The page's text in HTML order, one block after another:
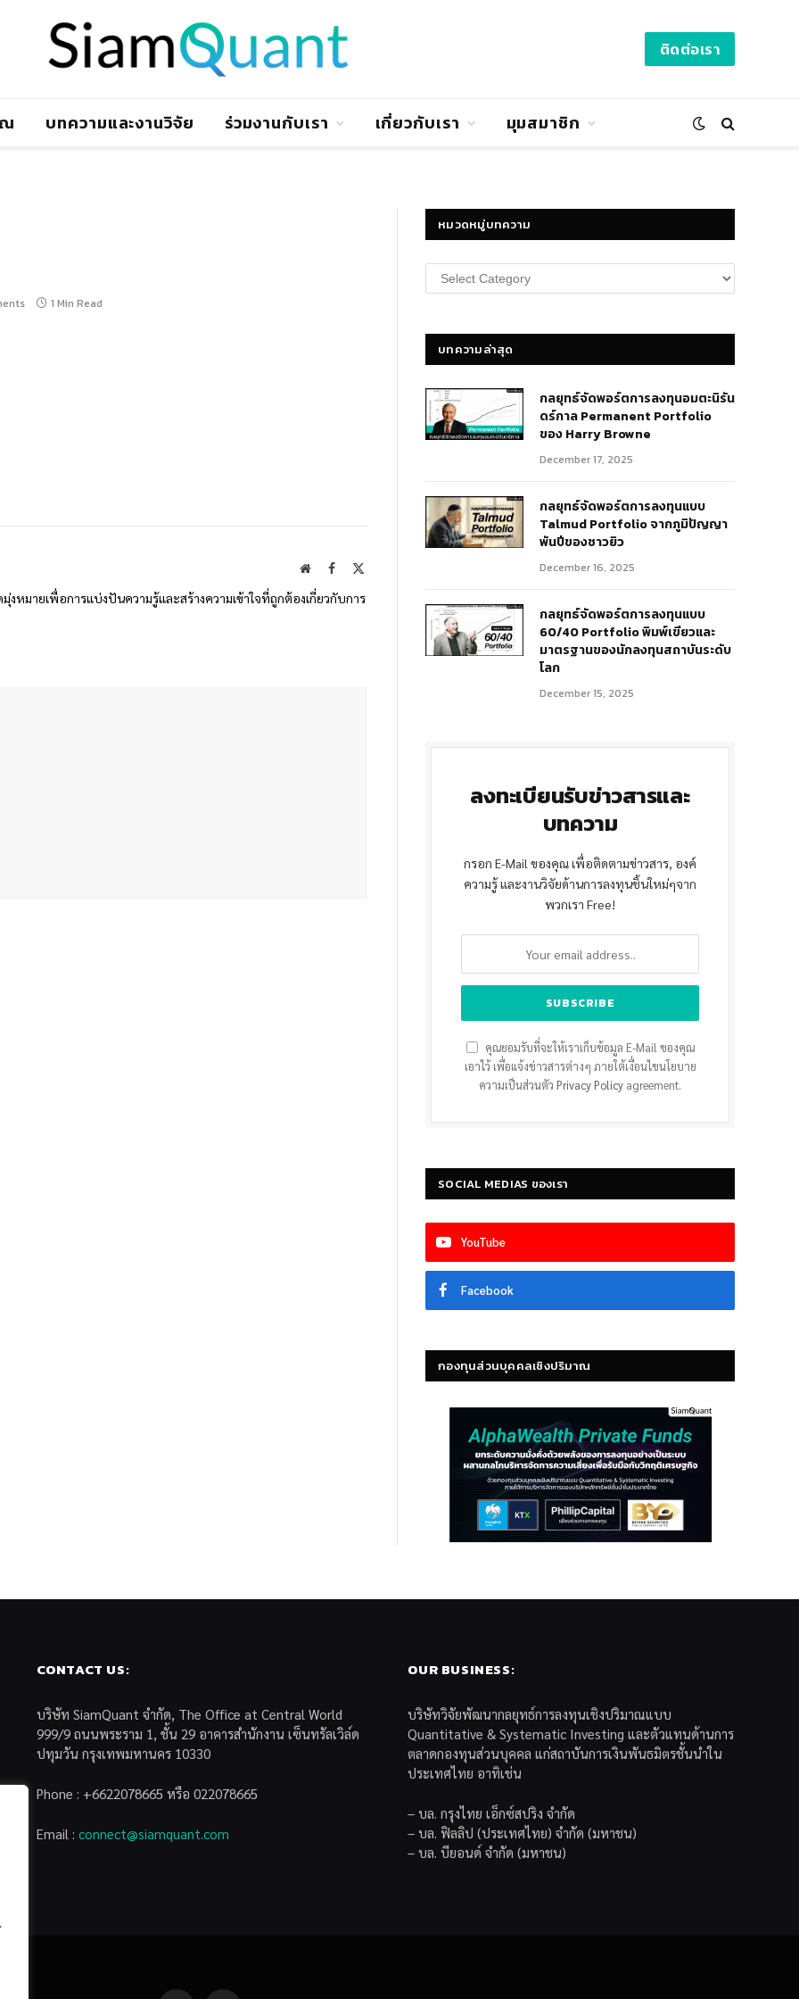
ติดต่อเรา
บทความและงานวิจัย ร่วมงานกับเรา เกี่ยวกับเรา มุมสมาชิก
1 Min Read
WebsiteFacebook
งหมายเพื่อการแบ่งปันความรู้และสร้างความเข้าใจที่ถูกต้องเกี่ยวกับการ
หมวดหมู่บทความ
หมวด
หมู่
บทความล่าสุด
กลยุทธ์​จัดพอร์ตการลงทุนอมตะนิรัน
ดร์กาล Permanent Portfolio
ของ Harry Browne
December 17, 2025
กลยุทธ์จัดพอร์ตการลงทุนแบบ
Talmud Portfolio จากภูมิปัญญา
พันปีของชาวยิว
December 16, 2025
กลยุทธ์จัดพอร์ตการลงทุนแบบ
60/40 Portfolio พิมพ์เขียวและ
มาตรฐานของนักลงทุนสถาบันระดับ
โลก
December 15, 2025
ลงทะเบียนรับข่าวสารและ
บทความ
กรอก E-Mail ของคุณ เพื่อติดตามข่าวสาร, องค์
ความรู้ และงานวิจัยด้านการลงทุนชิ้นใหม่ๆจาก
พวกเรา Free!
คุณยอมรับที่จะให้เราเก็บข้อมูล E-Mail ของคุณ
เอาไว้ เพื่อแจ้งข่าวสารต่างๆ ภายใต้เงื่อนไขนโยบาย
ความเป็นส่วนตัว Privacy Policy agreement.
SOCIAL MEDIAS ของเรา
YouTube
Facebook
กองทุนส่วนบุคคลเชิงปริมาณ
CONTACT US:
บริษัท SiamQuant จำกัด, The Office at Central World
999/9 ถนนพระราม 1, ชั้น 29 อาคารสำนักงาน เซ็นทรัลเวิล์ด
ปทุมวัน กรุงเทพมหานคร 10330
Phone : +6622078665 หรือ 022078665
Email : connect@siamquant.com
OUR BUSINESS:
บริษัทวิจัยพัฒนากลยุทธ์การลงทุนเชิงปริมาณแบบ
Quantitative & Systematic Investing และตัวแทนด้านการ
ตลาดกองทุนส่วนบุคคล แก่สถาบันการเงินพันธมิตรชั้นนำใน
ประเทศไทย อาทิเช่น
– บล. กรุงไทย เอ็กซ์สปริง จำกัด
– บล. ฟิลลิป (ประเทศไทย) จำกัด (มหาชน)
– บล. บียอนด์ จำกัด (มหาชน)